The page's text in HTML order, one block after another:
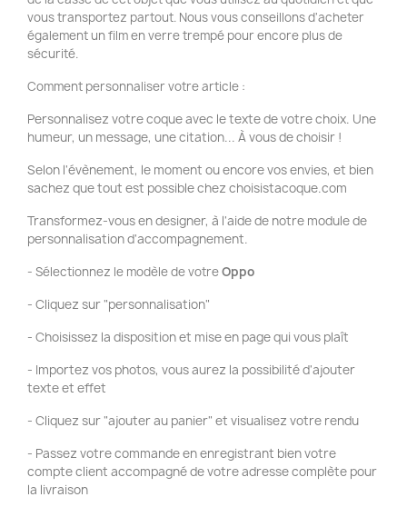
vous transportez partout. Nous vous conseillons d'acheter
également un film en verre trempé pour encore plus de
sécurité.
Comment personnaliser votre article :
Personnalisez votre coque avec le texte de votre choix. Une
humeur, un message, une citation... À vous de choisir !
Selon l'évènement, le moment ou encore vos envies, et bien
sachez que tout est possible chez choisistacoque.com
Transformez-vous en designer, à l'aide de notre module de
personnalisation d'accompagnement.
- Sélectionnez le modèle de votreOppo
- Cliquez sur "personnalisation"
- Choisissez la disposition et mise en page qui vous plaît
- Importez vos photos, vous aurez la possibilité d'ajouter
texte et effet
- Cliquez sur "ajouter au panier" et visualisez votre rendu
- Passez votre commande en enregistrant bien votre
compte client accompagné de votre adresse complète pour
la livraison